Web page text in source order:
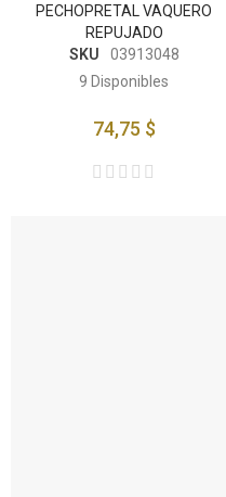
PECHOPRETAL VAQUERO
REPUJADO
SKU
03913048
9 Disponibles
74,75 $